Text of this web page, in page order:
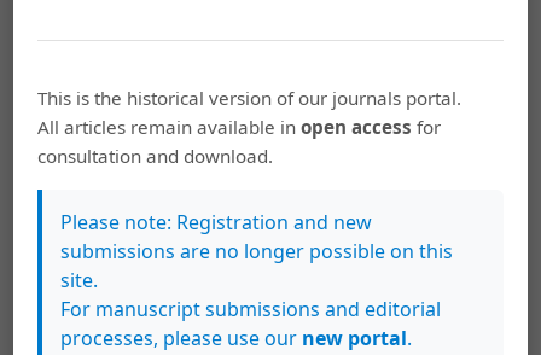
República. Pp. 10.
Partido Liberación Nacional. (1958, enero 19). ¿Por qué
Liberación es el partido del pueblo? La República. Pp. 22.
Partido Unión Nacional. (1958a, enero 7). A los
costarricenses, en el mes decisivo de la victoria. La
Nación. Pp. 9.
Partido Unión Nacional. (1958b, enero 9). A los
This is the historical version of our journals portal.
All articles remain available inopen access for
consultation and download.
Please note: Registration and new
submissions are no longer possible on this
site.
For manuscript submissions and editorial
processes, please use our new portal.